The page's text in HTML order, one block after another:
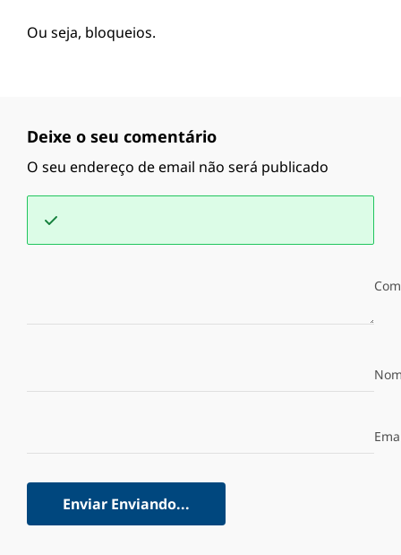
Ou seja, bloqueios.
Deixe o seu comentário
O seu endereço de email não será publicado
Enviar Enviando...